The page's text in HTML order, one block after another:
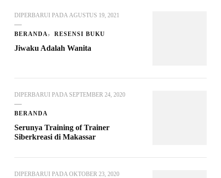
DIPERBARUI PADA AGUSTUS 19, 2021
BERANDA RESENSI BUKU
Jiwaku Adalah Wanita
DIPERBARUI PADA SEPTEMBER 24, 2020
BERANDA
Serunya Training of Trainer
Siberkreasi di Makassar
DIPERBARUI PADA OKTOBER 23, 2020